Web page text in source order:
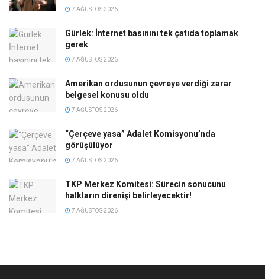
7 AĞUSTOS 2026
Gürlek: İnternet basınını tek çatıda toplamak
gerek
7 AĞUSTOS 2026
Amerikan ordusunun çevreye verdiği zarar
belgesel konusu oldu
7 AĞUSTOS 2026
“Çerçeve yasa” Adalet Komisyonu’nda
görüşülüyor
7 AĞUSTOS 2026
TKP Merkez Komitesi: Sürecin sonucunu
halkların direnişi belirleyecektir!
7 AĞUSTOS 2026